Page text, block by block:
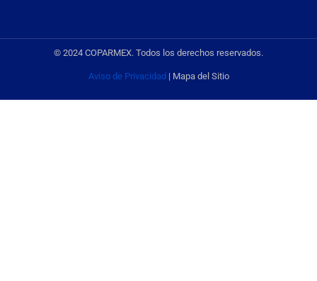
© 2024 COPARMEX. Todos los derechos reservados.
Aviso de Privacidad| Mapa del Sitio